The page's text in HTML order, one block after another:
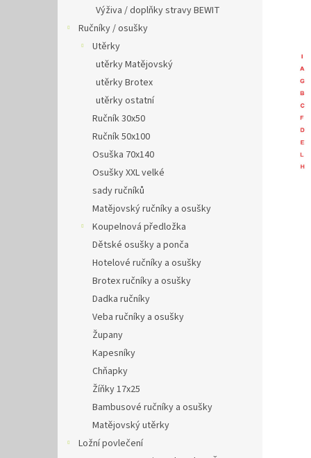
Výživa / doplňky stravy BEWIT
Ručníky / osušky
Utěrky
utěrky Matějovský
utěrky Brotex
utěrky ostatní
Ručník 30x50
Ručník 50x100
Osuška 70x140
Osušky XXL velké
sady ručníků
Matějovský ručníky a osušky
Koupelnová předložka
Dětské osušky a ponča
Hotelové ručníky a osušky
Brotex ručníky a osušky
Dadka ručníky
Veba ručníky a osušky
Župany
Kapesníky
Chňapky
Žíňky 17x25
Bambusové ručníky a osušky
Matějovský utěrky
Ložní povlečení